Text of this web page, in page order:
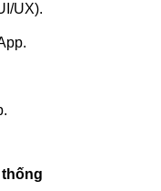
UX).
thống